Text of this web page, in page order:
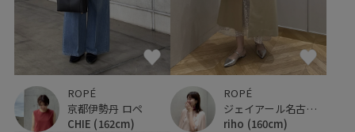
ROPÉ
京都伊勢丹 ロペ
CHIE (162cm)
ROPÉ
ジェイアール名古屋タカシマヤ
riho (160cm)